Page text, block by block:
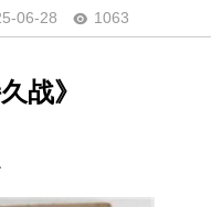
06-28 1063
战》